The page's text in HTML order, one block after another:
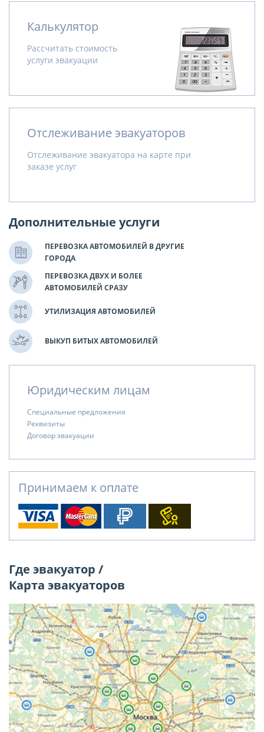
Калькулятор
Рассчитать стоимость
услуги эвакуации
Отслеживание эвакуаторов
Отслеживание эвакуатора на карте при
заказе услуг
Дополнительные услуги
ПЕРЕВОЗКА АВТОМОБИЛЕЙ В ДРУГИЕ
ГОРОДА
ПЕРЕВОЗКА ДВУХ И БОЛЕЕ
АВТОМОБИЛЕЙ СРАЗУ
УТИЛИЗАЦИЯ АВТОМОБИЛЕЙ
ВЫКУП БИТЫХ АВТОМОБИЛЕЙ
Юридическим лицам
Специальные предложения
Реквизиты
Договор эвакуации
Принимаем к оплате
Где эвакуатор /
Карта эвакуаторов